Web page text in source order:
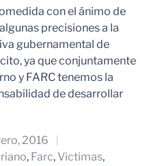
con el ánimo de
precisiones a la
gubernamental de
ya que conjuntamente
y FARC tenemos la
de desarrollar
2016
, Farc, Victimas